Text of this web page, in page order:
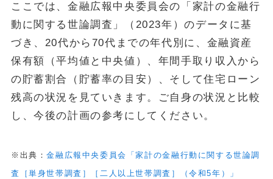
ここでは、金融広報中央委員会の「家計の金融行
動に関する世論調査」（2023年）のデータに基
づき、20代から70代までの年代別に、金融資産
保有額（平均値と中央値）、年間手取り収入から
の貯蓄割合（貯蓄率の目安）、そして住宅ローン
残高の状況を見ていきます。ご自身の状況と比較
し、今後の計画の参考にしてください。
※出典：金融広報中央委員会「家計の金融行動に関する世論調
査［単身世帯調査］［二人以上世帯調査］（令和5年）」